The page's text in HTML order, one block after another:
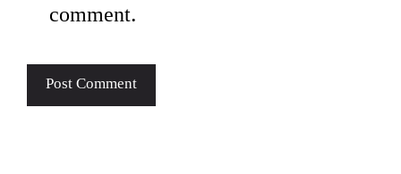
comment.